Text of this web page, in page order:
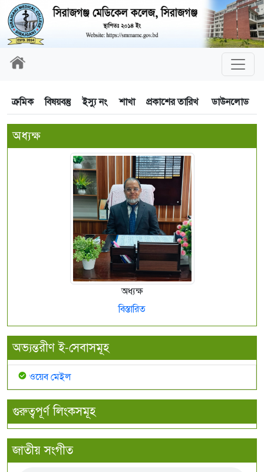
ক্রমিক বিষয়বস্তু ইস্যু নং শাখা প্রকাশের তারিখ ডাউনলোড
অধ্যক্ষ
অধ্যক্ষ
বিস্তারিত
অভ্যন্তরীণ ই-সেবাসমূহ
ওয়েব মেইল
গুরুত্বপূর্ণ লিংকসমূহ
জাতীয় সংগীত